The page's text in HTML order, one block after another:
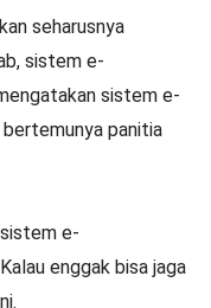
seharusnya
sistem e-
sistem e-
panitia
e-
enggak bisa jaga